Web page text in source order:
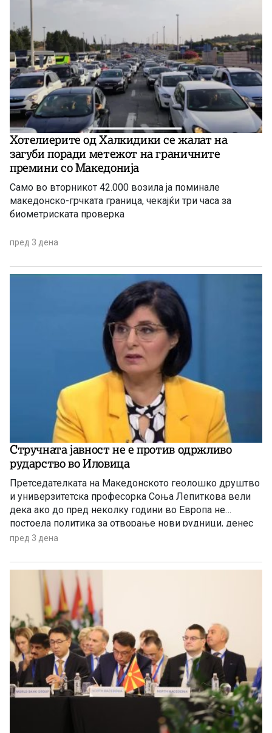
Хотелиерите од Халкидики се жалат на
загуби поради метежот на граничните
премини со Македонија
Само во вторникот 42.000 возила ја поминале
македонско-грчката граница, чекајќи три часа за
биометриската проверка
пред 3 дена
Стручната јавност не е против одржливо
рударство во Иловица
Претседателката на Македонското геолошко друштво
и универзитетска професорка Соња Лепиткова вели
дека ако до пред неколку години во Европа не
постоела политика за отворање нови рудници, денес
таа политика е апсолутно сменета и листата на
пред 3 дена